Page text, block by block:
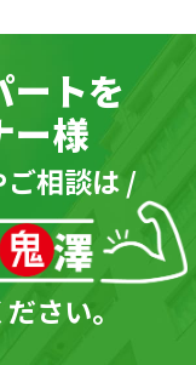
ートを
ー様
相談は /
さい。